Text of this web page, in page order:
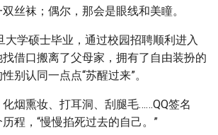
丝袜；偶尔，那会是眼线和美瞳。
大学硕士毕业，通过校园招聘顺利进入
借口搬离了父母家，拥有了自由装扮的
别认同一点点“苏醒过来”。
烟熏妆、打耳洞、刮腿毛……QQ签名
程，“慢慢掐死过去的自己。”